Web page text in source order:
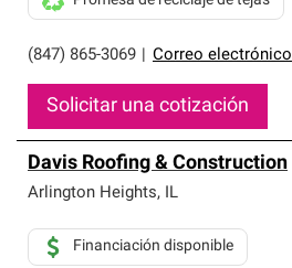
(847) 865-3069 Correo electrónico
Solicitar una cotización
Davis Roofing & Construction
Arlington Heights, IL
Financiación disponible